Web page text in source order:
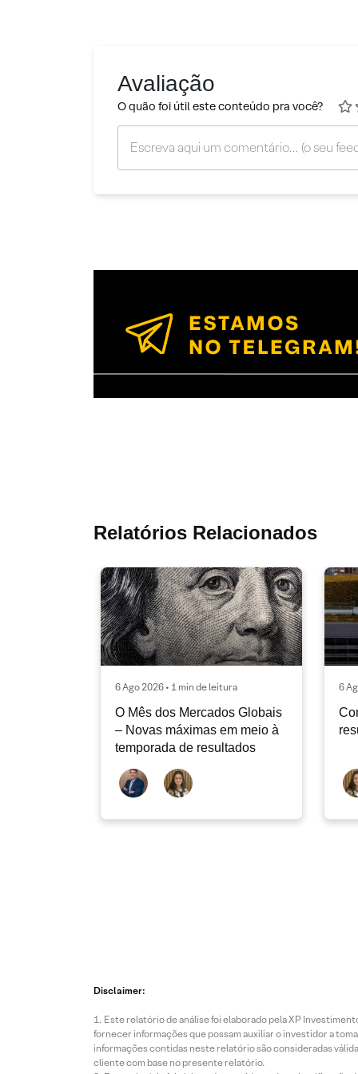
Avaliação
O quão foi útil este conteúdo pra você?
Relatórios Relacionados
6 Ago 2026 • 1 min de leitura
O Mês dos Mercados Globais
– Novas máximas em meio à
temporada de resultados
6
Disclaimer:
Este relatório de análise foi elaborado pela XP
fornecer informações que possam auxiliar o investidor a
informações contidas neste relatório são consideradas
cliente com base no presente relatório.